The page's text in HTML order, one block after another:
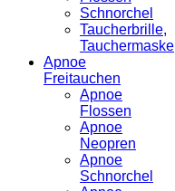
Schnorchel
Taucherbrille,
Tauchermaske
Apnoe
Freitauchen
Apnoe
Flossen
Apnoe
Neopren
Apnoe
Schnorchel